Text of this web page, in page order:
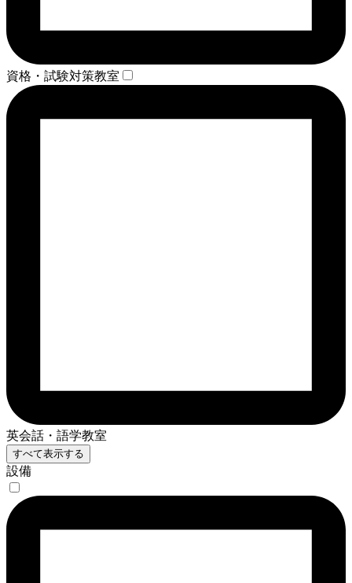
資格・試験対策教室
英会話・語学教室
すべて表示する
設備